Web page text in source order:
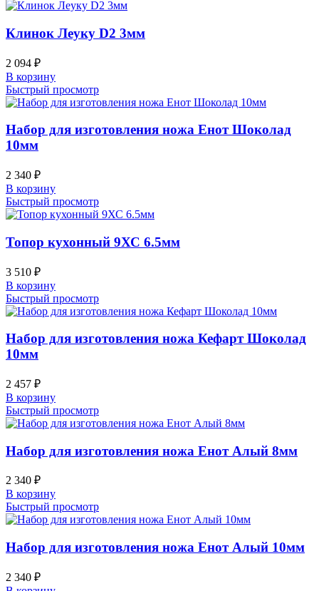
Клинок Леуку D2 3мм
2 094 ₽
В корзину
Быстрый просмотр
Набор для изготовления ножа Енот Шоколад
10мм
2 340 ₽
В корзину
Быстрый просмотр
Топор кухонный 9ХС 6.5мм
3 510 ₽
В корзину
Быстрый просмотр
Набор для изготовления ножа Кефарт Шоколад
10мм
2 457 ₽
В корзину
Быстрый просмотр
Набор для изготовления ножа Енот Алый 8мм
2 340 ₽
В корзину
Быстрый просмотр
Набор для изготовления ножа Енот Алый 10мм
2 340 ₽